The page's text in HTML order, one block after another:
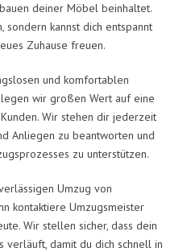
deiner Möbel beinhaltet.
sondern kannst dich entspannt
Zuhause freuen.
und komfortablen
wir großen Wert auf eine
Wir stehen dir jederzeit
Anliegen zu beantworten und
zu unterstützen.
Umzug von
kontaktiere Umzugsmeister
Wir stellen sicher, dass dein
damit du dich schnell in